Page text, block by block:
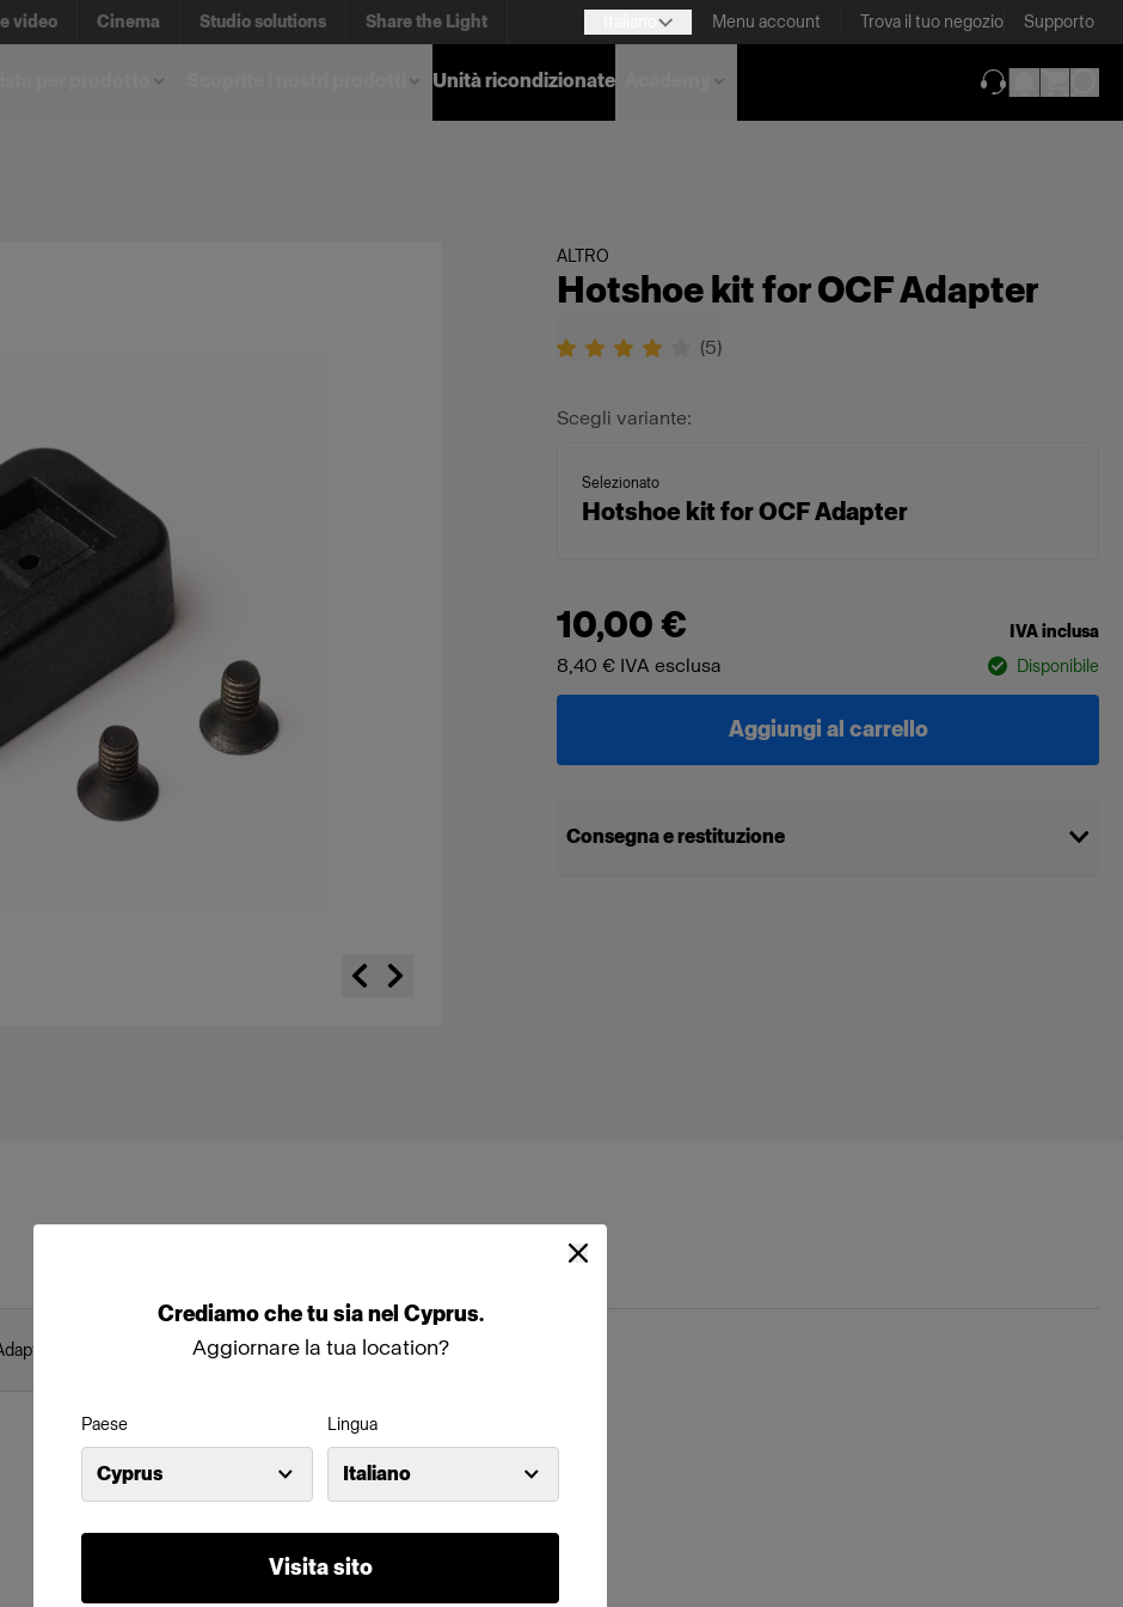
Crediamochetu sianel Cyprus.
Aggiornare la tua location?
Paese
Cyprus
Lingua
Italiano
Visita sito
e video Cinema Studio solutions Share the Light Menu account Trova il tuo negozio Supporto
Unità ricondizionate
ALTRO
Hotshoe kit for OCF Adapter
(5)
Scegli variante:
Selezionato
Hotshoe kit for OCF Adapter
10,00 € IVA inclusa
8,40 € IVA esclusa Disponibile
Aggiungi al carrello
Consegna e restituzione